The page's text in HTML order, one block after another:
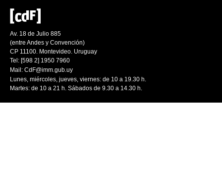
Av. 18 de Julio 885
(entre Andes y Convención)
CP 11100. Montevideo. Uruguay
Tel: [598 2] 1950 7960
Mail: CdF@imm.gub.uy
Lunes, miércoles, jueves, viernes: de 10 a 19.30 h.
Martes: de 10 a 21 h. Sábados de 9.30 a 14.30 h.